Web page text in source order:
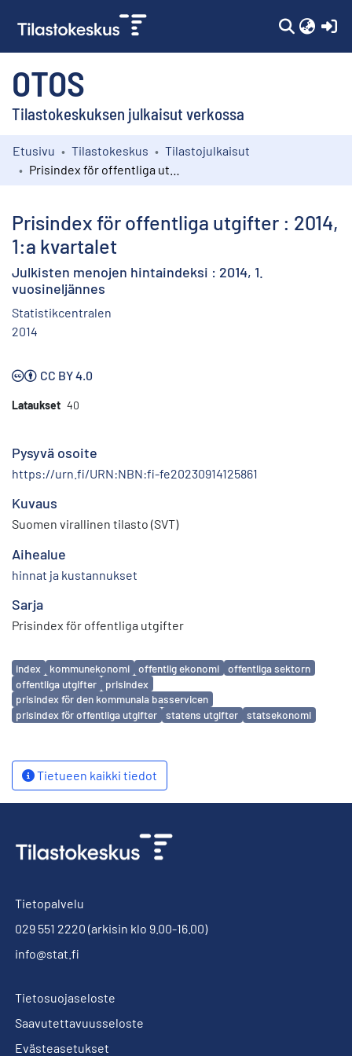
OTOS
Tilastokeskuksen julkaisut verkossa
Kokoelmat
Etusivu Tilastokeskus
Tilastojulkaisut
Prisindex för offentliga utgifter : 2014,
1:a kvartalet
Julkisten menojen hintaindeksi : 2014, 1.
vuosineljännes
Statistikcentralen
2014
CC BY 4.0
Lataukset 40
Pysyvä osoite
https://urn.fi/URN:NBN:fi-fe20230914125861
Kuvaus
Suomen virallinen tilasto (SVT)
Aihealue
hinnat ja kustannukset
Sarja
Prisindex för offentliga utgifter
Avainsanat
index kommunekonomi offentlig ekonomi
offentliga sektorn
offentliga utgifter
prisindex
prisindex för den kommunala basservicen
prisindex för offentliga utgifter
statens utgifter statsekonomi
Tietueen kaikki tiedot
Tietopalvelu
029 551 2220 (arkisin klo 9.00-16.00)
info@stat.fi
Tietosuojaseloste
Saavutettavuusseloste
Evästeasetukset